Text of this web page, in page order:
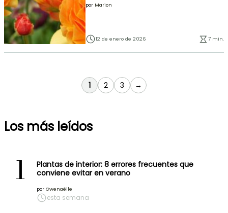
por Marion
12 de enero de 2026 7 min.
Actualmente estás leyendo página
1 Página
2 Página
3 →
Los más leídos
1
Plantas de interior: 8 errores frecuentes que
conviene evitar en verano
por Gwenaëlle
esta semana